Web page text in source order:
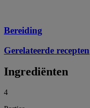
Bereiding
Gerelateerde recepten
Ingrediënten
4